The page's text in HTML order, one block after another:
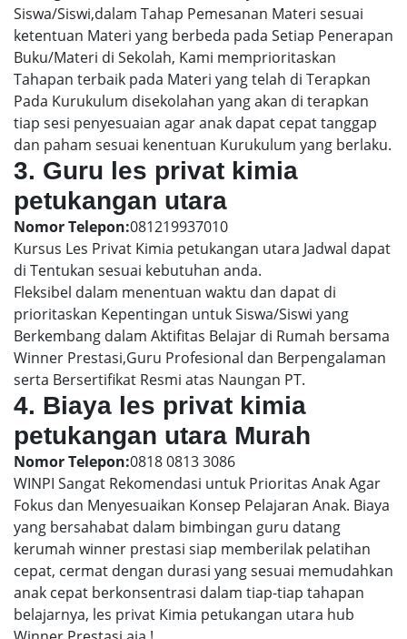
Siswa/Siswi,dalam Tahap Pemesanan Materi sesuai
ketentuan Materi yang berbeda pada Setiap Penerapan
Buku/Materi di Sekolah, Kami memprioritaskan
Tahapan terbaik pada Materi yang telah di Terapkan
Pada Kurukulum disekolahan yang akan di terapkan
tiap sesi penyesuaian agar anak dapat cepat tanggap
dan paham sesuai kenentuan Kurukulum yang berlaku.
3. Guru les privat kimia
petukangan utara
Nomor Telepon:081219937010
Kursus Les Privat Kimia petukangan utara Jadwal dapat
di Tentukan sesuai kebutuhan anda.
Fleksibel dalam menentuan waktu dan dapat di
prioritaskan Kepentingan untuk Siswa/Siswi yang
Berkembang dalam Aktifitas Belajar di Rumah bersama
Winner Prestasi,Guru Profesional dan Berpengalaman
serta Bersertifikat Resmi atas Naungan PT.
4. Biaya les privat kimia
petukangan utara Murah
Nomor Telepon:0818 0813 3086
WINPI Sangat Rekomendasi untuk Prioritas Anak Agar
Fokus dan Menyesuaikan Konsep Pelajaran Anak. Biaya
yang bersahabat dalam bimbingan guru datang
kerumah winner prestasi siap memberilak pelatihan
cepat, cermat dengan durasi yang sesuai memudahkan
anak cepat berkonsentrasi dalam tiap-tiap tahapan
belajarnya, les privat Kimia petukangan utara hub